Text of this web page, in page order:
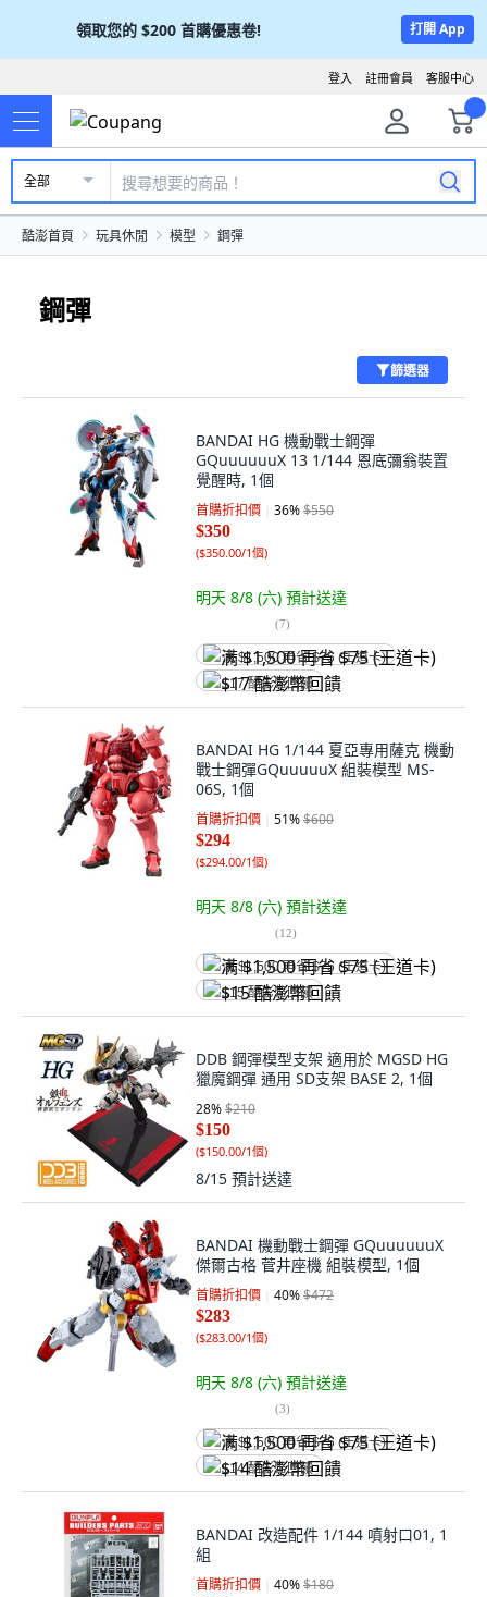
領取您的 $200 首購優惠卷! 打開 App
客服中心
註冊會員
登入
全部
酷澎首頁 玩具休閒 模型 鋼彈
鋼彈
篩選器
BANDAI HG 機動戰士鋼彈
GQuuuuuuX 13 1/144 恩底彌翁裝置
覺醒時, 1個
首購折扣價 36%$550
$350
($350.00/1個)
明天 8/8 (六) 預計送達
(7)
满 $1,500 再省 $75 (王道卡)
$17 酷澎幣回饋
BANDAI HG 1/144 夏亞專用薩克 機動
戰士鋼彈GQuuuuuX 組裝模型 MS-
06S, 1個
首購折扣價 51%$600
$294
($294.00/1個)
明天 8/8 (六) 預計送達
(12)
满 $1,500 再省 $75 (王道卡)
$15 酷澎幣回饋
DDB 鋼彈模型支架 適用於 MGSD HG
獵魔鋼彈 通用 SD支架 BASE 2, 1個
28%$210
$150
($150.00/1個)
8/15 預計送達
BANDAI 機動戰士鋼彈 GQuuuuuuX
傑爾古格 菅井座機 組裝模型, 1個
首購折扣價 40%$472
$283
($283.00/1個)
明天 8/8 (六) 預計送達
(3)
满 $1,500 再省 $75 (王道卡)
$14 酷澎幣回饋
BANDAI 改造配件 1/144 噴射口01, 1
組
首購折扣價 40%$180